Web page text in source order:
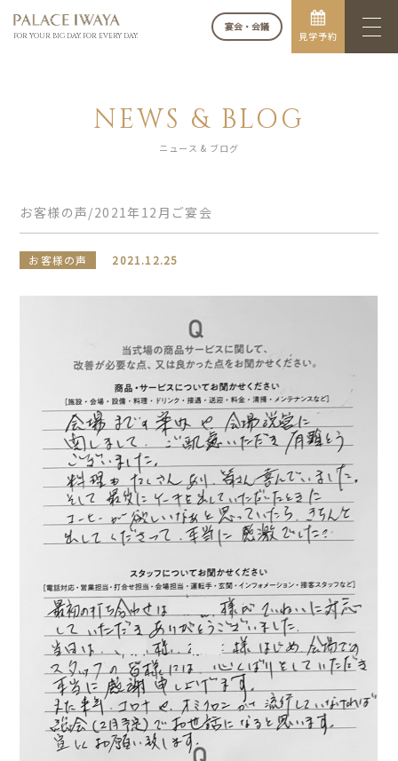
FOR YOUR BIG DAY. FOR EVERY DAY.
宴会・会議
見学予約
NEWS & BLOG
ニュース & ブログ
お客様の声/2021年12月ご宴会
お客様の声 2021.12.25